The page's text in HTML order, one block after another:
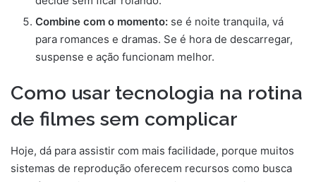
Combine com o momento: se é noite tranquila, vá
para romances e dramas. Se é hora de descarregar,
suspense e ação funcionam melhor.
Como usar tecnologia na rotina
de filmes sem complicar
Hoje, dá para assistir com mais facilidade, porque muitos
sistemas de reprodução oferecem recursos como busca